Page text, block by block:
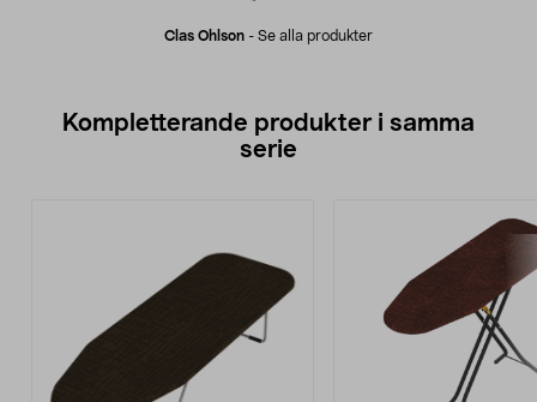
Clas Ohlson - Se alla produkter
Kompletterande produkter i samma
serie